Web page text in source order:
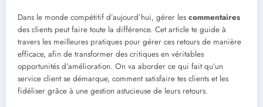
Dans le monde compétitif d’aujourd’hui, gérer les commentaires
des clients peut faire toute la différence. Cet article te guide à
travers les meilleures pratiques pour gérer ces retours de manière
efficace, afin de transformer des critiques en véritables
opportunités d’amélioration. On va aborder ce qui fait qu’un
service client se démarque, comment satisfaire tes clients et les
fidéliser grâce à une gestion astucieuse de leurs retours.